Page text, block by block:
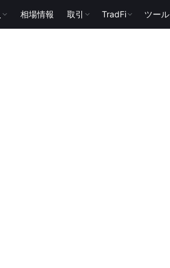
相場情報 取引 TradFi ツール